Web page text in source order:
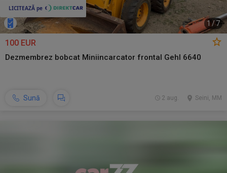
1/7
100 EUR
Dezmembrez bobcat Miniincarcator frontal Gehl 6640
Sună Seini, MM
2 aug.